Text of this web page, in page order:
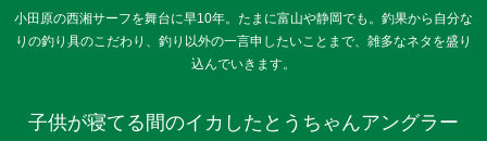
小田原の西湘サーフを舞台に早10年。たまに富山や静岡でも。釣果から自分な
りの釣り具のこだわり、釣り以外の一言申したいことまで、雑多なネタを盛り
込んでいきます。
子供が寝てる間のイカしたとうちゃんアングラー